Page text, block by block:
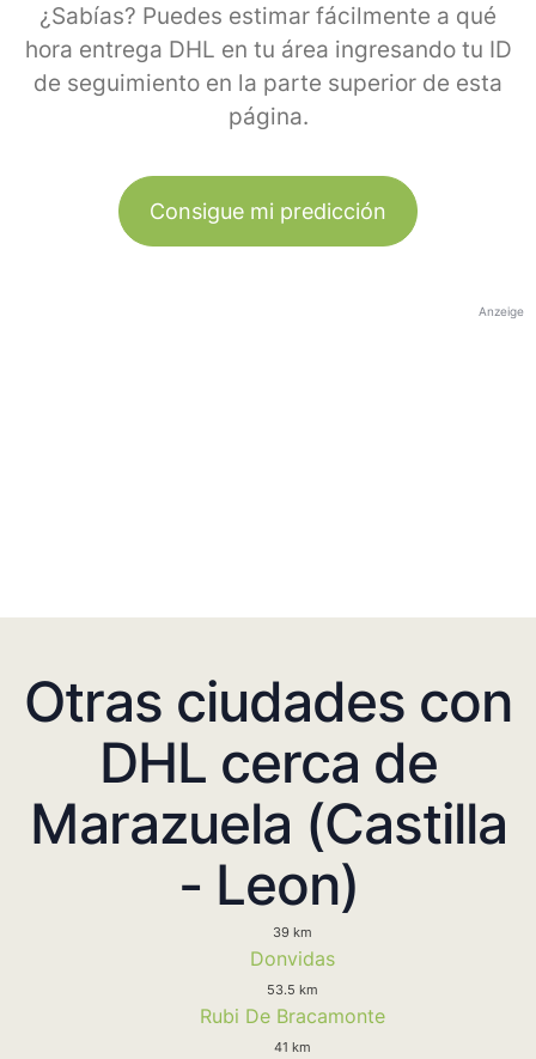
¿Sabías? Puedes estimar fácilmente a qué
hora entrega DHL en tu área ingresando tu ID
de seguimiento en la parte superior de esta
página.
Consigue mi predicción
Anzeige
Otras ciudades con
DHL cerca de
Marazuela (Castilla
- Leon)
39 km
Donvidas
53.5 km
Rubi De Bracamonte
41 km